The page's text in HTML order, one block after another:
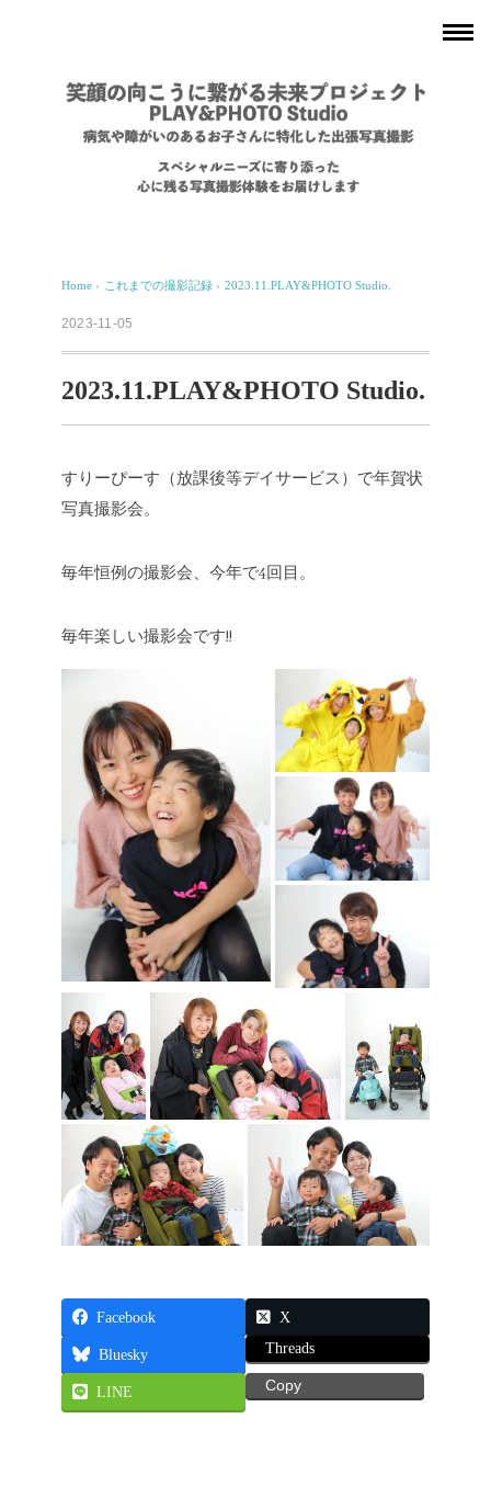
Home › これまでの撮影記録 › 2023.11.PLAY&PHOTO Studio.
2023-11-05
2023.11.PLAY&PHOTO Studio.
すりーぴーす（放課後等デイサービス）で年賀状
写真撮影会。
毎年恒例の撮影会、今年で4回目。
毎年楽しい撮影会です!!
Facebook X
Bluesky Threads
LINE Copy